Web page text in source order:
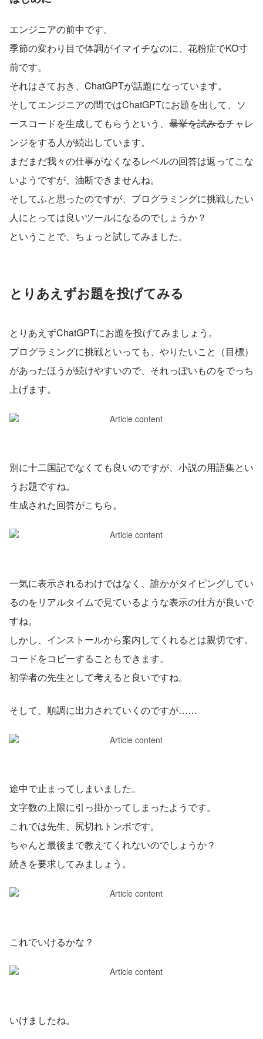
エンジニアの前中です。
季節の変わり目で体調がイマイチなのに、花粉症でKO寸
前です。
それはさておき、ChatGPTが話題になっています。
そしてエンジニアの間ではChatGPTにお題を出して、ソ
ースコードを生成してもらうという、 暴挙を試みるチャレ
ンジをする人が続出しています。
まだまだ我々の仕事がなくなるレベルの回答は返ってこな
いようですが、油断できませんね。
そしてふと思ったのですが、プログラミングに挑戦したい
人にとっては良いツールになるのでしょうか？
ということで、ちょっと試してみました。
とりあえずお題を投げてみる
とりあえずChatGPTにお題を投げてみましょう。
プログラミングに挑戦といっても、やりたいこと（目標）
があったほうが続けやすいので、それっぽいものをでっち
上げます。
別に十二国記でなくても良いのですが、小説の用語集とい
うお題ですね。
生成された回答がこちら。
一気に表示されるわけではなく、誰かがタイピングしてい
るのをリアルタイムで見ているような表示の仕方が良いで
すね。
しかし、インストールから案内してくれるとは親切です。
コードをコピーすることもできます。
初学者の先生として考えると良いですね。
そして、順調に出力されていくのですが……
途中で止まってしまいました。
文字数の上限に引っ掛かってしまったようです。
これでは先生、尻切れトンボです。
ちゃんと最後まで教えてくれないのでしょうか？
続きを要求してみましょう。
これでいけるかな？
いけましたね。